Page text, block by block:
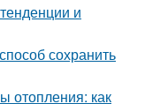
и
сохранить
отопления: как